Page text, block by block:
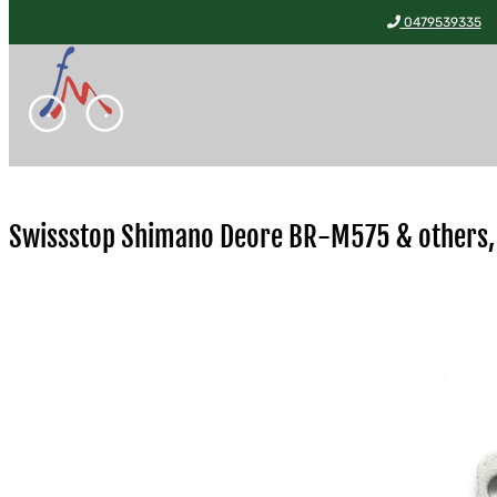
0479539335
navigation
Swissstop Shimano Deore BR-M575 &